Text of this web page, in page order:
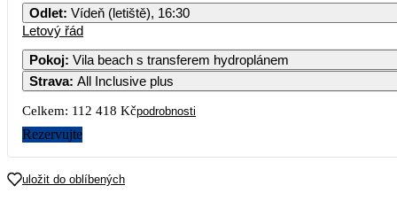
2
Odlet: Vídeň (letiště), 16:30
Letový řád
Pokoj:
Vila beach s transferem hydroplánem
Strava: All Inclusive plus
Celkem: 112 418 Kčpodrobnosti
Rezervujte
uložit do oblíbených